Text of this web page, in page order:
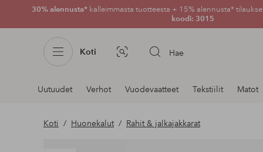
30% alennusta* kalleimmasta tuotteesta + 15% alennusta*
koodi: 3015
Koti Kuvahaku Hae
Navigointi
osastoilla
Uutuudet Verhot Vuodevaatteet Tekstiilit Matot
Koti Huonekalut Rahit & jalkajakkarat